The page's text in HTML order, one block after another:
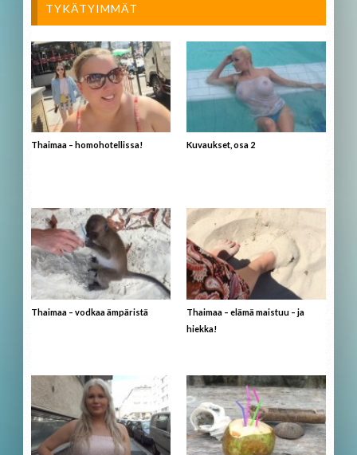
TYKÄTYIMMÄT
Thaimaa – homohotellissa! Kuvaukset, osa 2
Thaimaa – vodkaa ämpäristä
Thaimaa – elämä maistuu – ja
hiekka!